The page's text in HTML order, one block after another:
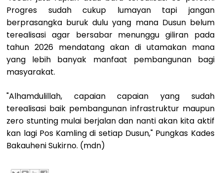
Progres sudah cukup lumayan tapi jangan
berprasangka buruk dulu yang mana Dusun belum
terealisasi agar bersabar menunggu giliran pada
tahun 2026 mendatang akan di utamakan mana
yang lebih banyak manfaat pembangunan bagi
masyarakat.
"Alhamdulillah, capaian capaian yang sudah
terealisasi baik pembangunan infrastruktur maupun
zero stunting mulai berjalan dan nanti akan kita aktif
kan lagi Pos Kamling di setiap Dusun," Pungkas Kades
Bakauheni Sukirno. (mdn)